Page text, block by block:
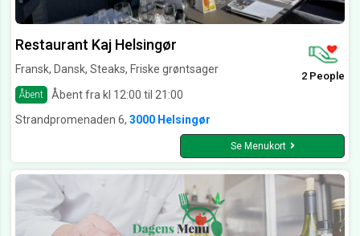
Restaurant Kaj Helsingør
Fransk, Dansk, Steaks, Friske grøntsager
Åbent Åbent fra kl 12:00 til 21:00
2 People
Strandpromenaden 6, 3000 Helsingør
Se Menukort